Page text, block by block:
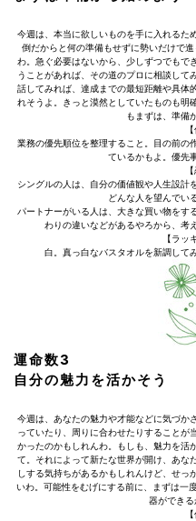
今週は、本当に欲しいものを手に入れるた
倒だからと何の準備もせずに勢いだけで
わ。急ぐ必要はないから、少しずつでもで
うことがあれば、その道のプロに相談して
話してみれば、達成までの最短距離や具体
れそうよ。きっと漠然としていたものも明
もまずは、準備
業務の優先順位を整理すること。目の前の
ているかもよ。優先
シングルの人は、自分の価値観や人生設計
どんな人を望んでい
パートナーがいる人は、大きな買い物をす
わりの違いなどがあるやろから、考
【ラッ
白。真っ白なバスタオルを新調してみ
運命数3
自分の魅力を活かそう
今週は、あなたの魅力や才能などに気づか
っていたり、周りに合わせたりすることが
かったのかもしれんわ。もしも、魅力を活
て。それによって新たな世界が開け、あな
しする気持ちがあるかもしれんけど、せっ
いわ。可能性をむげにする前に、まずは一
器ができる